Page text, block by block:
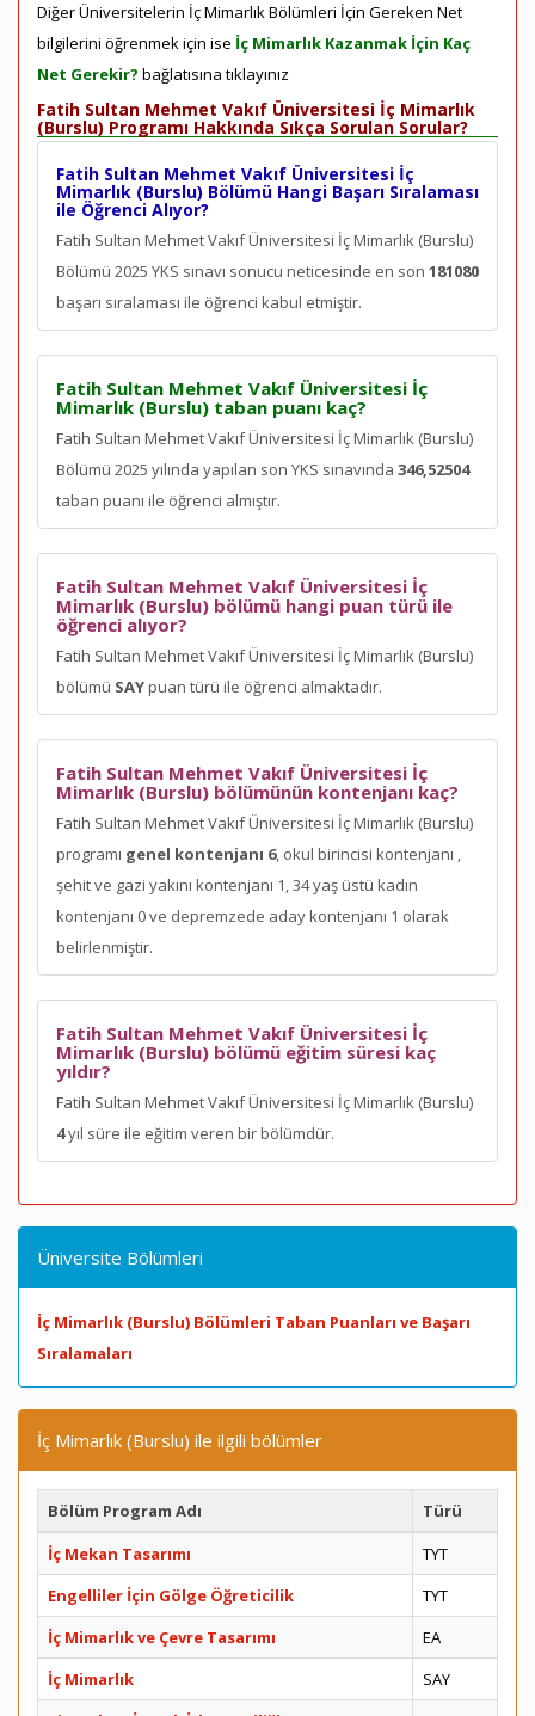
Diğer Üniversitelerin İç Mimarlık Bölümleri İçin Gereken Net
bilgilerini öğrenmek için ise İç Mimarlık Kazanmak İçin Kaç
Net Gerekir? bağlatısına tıklayınız
Fatih Sultan Mehmet Vakıf Üniversitesi İç Mimarlık
(Burslu) Programı Hakkında Sıkça Sorulan Sorular?
Fatih Sultan Mehmet Vakıf Üniversitesi İç
Mimarlık (Burslu) Bölümü Hangi Başarı Sıralaması
ile Öğrenci Alıyor?
Fatih Sultan Mehmet Vakıf Üniversitesi İç Mimarlık (Burslu)
Bölümü 2025 YKS sınavı sonucu neticesinde en son 181080
başarı sıralaması ile öğrenci kabul etmiştir.
Fatih Sultan Mehmet Vakıf Üniversitesi İç
Mimarlık (Burslu) taban puanı kaç?
Fatih Sultan Mehmet Vakıf Üniversitesi İç Mimarlık (Burslu)
Bölümü 2025 yılında yapılan son YKS sınavında 346,52504
taban puanı ile öğrenci almıştır.
Fatih Sultan Mehmet Vakıf Üniversitesi İç
Mimarlık (Burslu) bölümü hangi puan türü ile
öğrenci alıyor?
Fatih Sultan Mehmet Vakıf Üniversitesi İç Mimarlık (Burslu)
bölümü SAYpuan türü ile öğrenci almaktadır.
Fatih Sultan Mehmet Vakıf Üniversitesi İç
Mimarlık (Burslu) bölümünün kontenjanı kaç?
Fatih Sultan Mehmet Vakıf Üniversitesi İç Mimarlık (Burslu)
programı genel kontenjanı 6, okul birincisi kontenjanı ,
şehit ve gazi yakını kontenjanı 1, 34 yaş üstü kadın
kontenjanı 0 ve depremzede aday kontenjanı 1 olarak
belirlenmiştir.
Fatih Sultan Mehmet Vakıf Üniversitesi İç
Mimarlık (Burslu) bölümü eğitim süresi kaç
yıldır?
Fatih Sultan Mehmet Vakıf Üniversitesi İç Mimarlık (Burslu)
4yıl süre ile eğitim veren bir bölümdür.
Üniversite Bölümleri
İç Mimarlık (Burslu) Bölümleri Taban Puanları ve Başarı
Sıralamaları
İç Mimarlık (Burslu) ile ilgili bölümler
Bölüm Program Adı
Türü
İç Mekan Tasarımı
TYT
Engelliler İçin Gölge Öğreticilik
TYT
İç Mimarlık ve Çevre Tasarımı
EA
İç Mimarlık
SAY